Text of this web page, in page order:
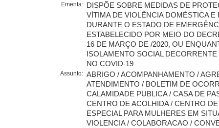
Ementa:
DISPÕE SOBRE MEDIDAS DE
VÍTIMA DE VIOLÊNCIA DOMÉSTICA E
DURANTE O ESTADO DE
ESTABELECIDO POR MEIO DO
16 DE MARÇO DE /2020, OU
ISOLAMENTO SOCIAL DECORRENTE
NO COVID-19
Assunto: ABRIGO / ACOMPANHAMENTO /
ATENDIMENTO / BOLETIM DE
CALAMIDADE PUBLICA / CASA DE
CENTRO DE ACOLHIDA / CENTRO
ESPECIAL PARA MULHERES EM
VIOLENCIA / COLABORACAO /